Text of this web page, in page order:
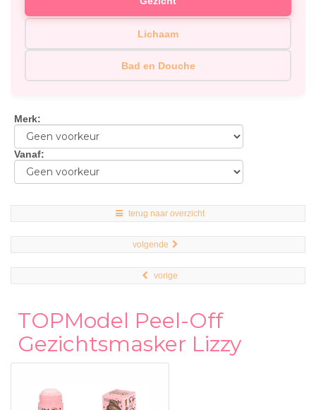
Lichaam
Bad en Douche
Merk:
Vanaf:
terug naar overzicht
volgende
vorige
TOPModel Peel-Off
Gezichtsmasker Lizzy